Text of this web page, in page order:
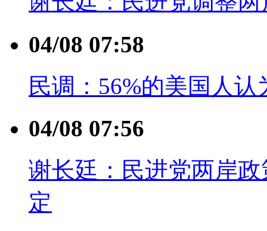
04/08 07:58
民调：56%的美国人
04/08 07:56
谢长廷：民进党两岸
定